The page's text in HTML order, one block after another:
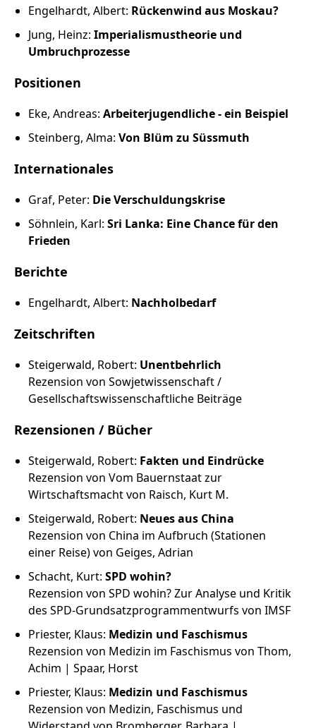
Engelhardt, Albert: Rückenwind aus Moskau?
Jung, Heinz: Imperialismustheorie und
Umbruchprozesse
Positionen
Eke, Andreas: Arbeiterjugendliche - ein Beispiel
Steinberg, Alma: Von Blüm zu Süssmuth
Internationales
Graf, Peter: Die Verschuldungskrise
Söhnlein, Karl: Sri Lanka: Eine Chance für den
Frieden
Berichte
Engelhardt, Albert: Nachholbedarf
Zeitschriften
Steigerwald, Robert: Unentbehrlich
Rezension von Sowjetwissenschaft /
Gesellschaftswissenschaftliche Beiträge
Rezensionen / Bücher
Steigerwald, Robert: Fakten und Eindrücke
Rezension von Vom Bauernstaat zur
Wirtschaftsmacht von Raisch, Kurt M.
Steigerwald, Robert: Neues aus China
Rezension von China im Aufbruch (Stationen
einer Reise) von Geiges, Adrian
Schacht, Kurt: SPD wohin?
Rezension von SPD wohin? Zur Analyse und Kritik
des SPD-Grundsatzprogrammentwurfs von IMSF
Priester, Klaus: Medizin und Faschismus
Rezension von Medizin im Faschismus von Thom,
Achim | Spaar, Horst
Priester, Klaus: Medizin und Faschismus
Rezension von Medizin, Faschismus und